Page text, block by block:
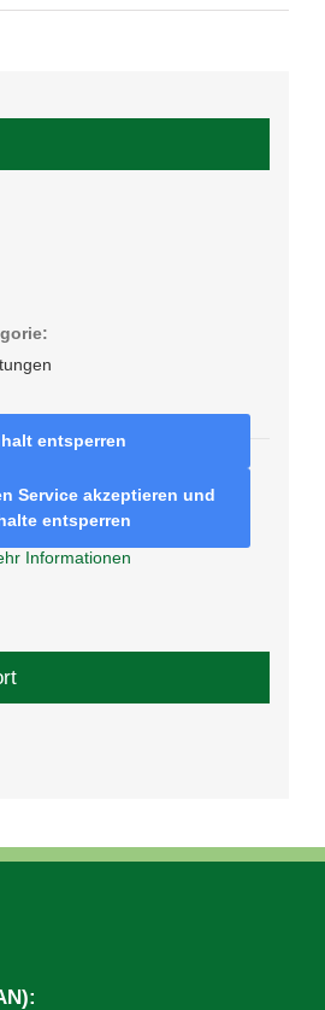
entsperren
Service akzeptieren und
entsperren
Informationen